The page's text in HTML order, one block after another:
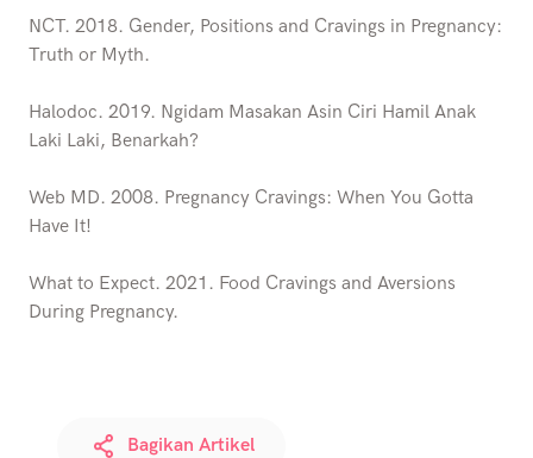
NCT. 2018. Gender, Positions and Cravings in Pregnancy:
Truth or Myth.
Halodoc. 2019. Ngidam Masakan Asin Ciri Hamil Anak
Laki Laki, Benarkah?
Web MD. 2008. Pregnancy Cravings: When You Gotta
Have It!
What to Expect. 2021. Food Cravings and Aversions
During Pregnancy.
Bagikan Artikel